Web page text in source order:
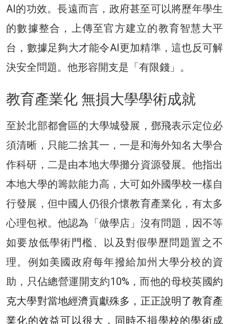
AI的功效。長遠而言，政府甚至可以將歷年學生
的數據整合，上傳至官方建立的教育智慧大平
台，數據足夠大才能令AI更加精準，這也反可解
決安全問題。他形容開支是「有限錢」。
教育產業化 無損大學學術成就
至於北部都會區的大學城發展，鄧飛表示定位必
須清晰，只能二捨其一，一是和海外知名大學合
作科研，二是由本地大學攤分資源發展。他指出
本地大學的籌款能力高，大可如外國學校一樣自
行發展，但中國人仍很介懷教育產業化，有太多
心理包袱。他認為「做學店」沒有問題，因不等
如要放低學術門檻、以及對假學歷問題置之不
理。例如美國政府每年撥給加州大學分校的資
助，只佔總營運開支約10%，而他的母校英國約
克大學對當地經濟貢獻殊多，正正說明了教育產
業化的效益可以很大，同時不損學校的學術成